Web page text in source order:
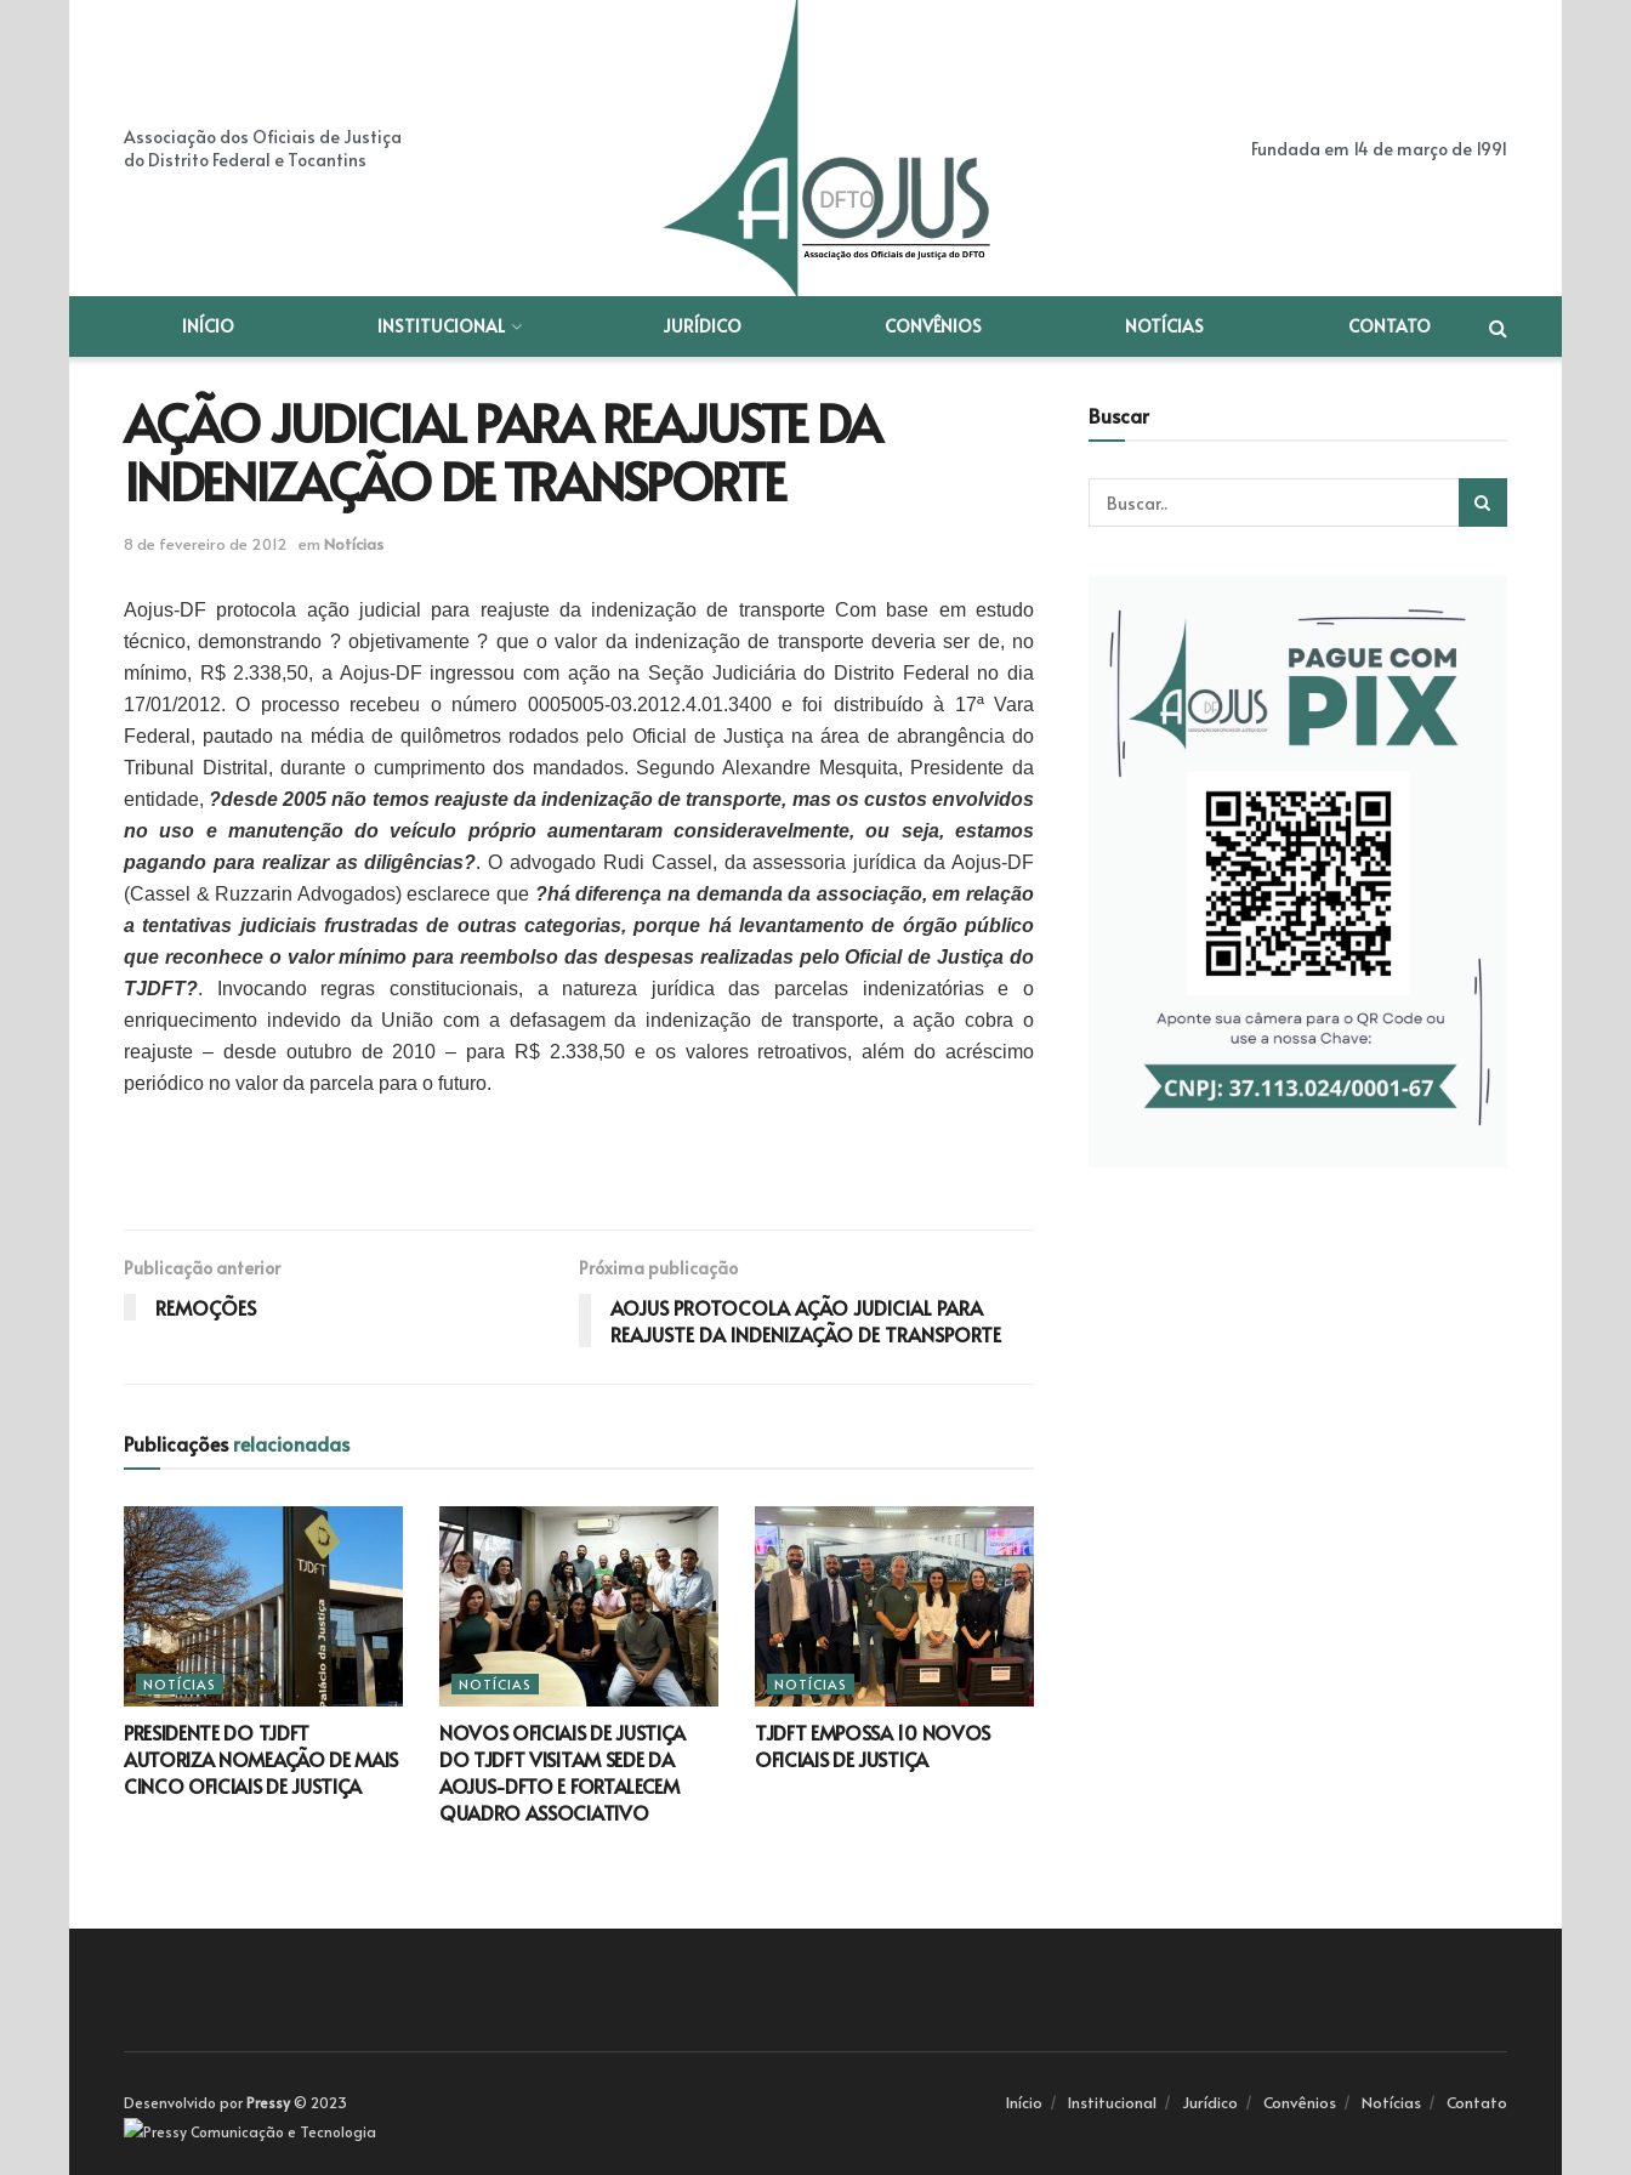
Associação dos Oficiais de Justiça
do Distrito Federal e Tocantins
Fundada em 14 de março de 1991
INÍCIO INSTITUCIONAL JURÍDICO CONVÊNIOS NOTÍCIAS CONTATO
AÇÃO JUDICIAL PARA REAJUSTE DA
INDENIZAÇÃO DE TRANSPORTE
8 de fevereiro de 2012 em Notícias
Aojus-DF protocola ação judicial para reajuste da indenização de transporte Com base em estudo
técnico, demonstrando ? objetivamente ? que o valor da indenização de transporte deveria ser de, no
mínimo, R$ 2.338,50, a Aojus-DF ingressou com ação na Seção Judiciária do Distrito Federal no dia
17/01/2012. O processo recebeu o número 0005005-03.2012.4.01.3400 e foi distribuído à 17ª Vara
Federal, pautado na média de quilômetros rodados pelo Oficial de Justiça na área de abrangência do
Tribunal Distrital, durante o cumprimento dos mandados. Segundo Alexandre Mesquita, Presidente da
entidade, ?desde 2005 não temos reajuste da indenização de transporte, mas os custos envolvidos
no uso e manutenção do veículo próprio aumentaram consideravelmente, ou seja, estamos
pagando para realizar as diligências?. O advogado Rudi Cassel, da assessoria jurídica da Aojus-DF
(Cassel & Ruzzarin Advogados) esclarece que ?há diferença na demanda da associação, em relação
a tentativas judiciais frustradas de outras categorias, porque há levantamento de órgão público
que reconhece o valor mínimo para reembolso das despesas realizadas pelo Oficial de Justiça do
TJDFT?. Invocando regras constitucionais, a natureza jurídica das parcelas indenizatórias e o
enriquecimento indevido da União com a defasagem da indenização de transporte, a ação cobra o
reajuste – desde outubro de 2010 – para R$ 2.338,50 e os valores retroativos, além do acréscimo
periódico no valor da parcela para o futuro.
Publicação anterior
REMOÇÕES
Próxima publicação
AOJUS PROTOCOLA AÇÃO JUDICIAL PARA
REAJUSTE DA INDENIZAÇÃO DE TRANSPORTE
Publicaçõesrelacionadas
NOTÍCIAS
PRESIDENTE DO TJDFT
AUTORIZA NOMEAÇÃO DE MAIS
CINCO OFICIAIS DE JUSTIÇA
NOTÍCIAS
NOVOS OFICIAIS DE JUSTIÇA
DO TJDFT VISITAM SEDE DA
AOJUS-DFTO E FORTALECEM
QUADRO ASSOCIATIVO
NOTÍCIAS
TJDFT EMPOSSA 10 NOVOS
OFICIAIS DE JUSTIÇA
Buscar
Início Institucional Jurídico Convênios Notícias Contato
Desenvolvido porPressy© 2023